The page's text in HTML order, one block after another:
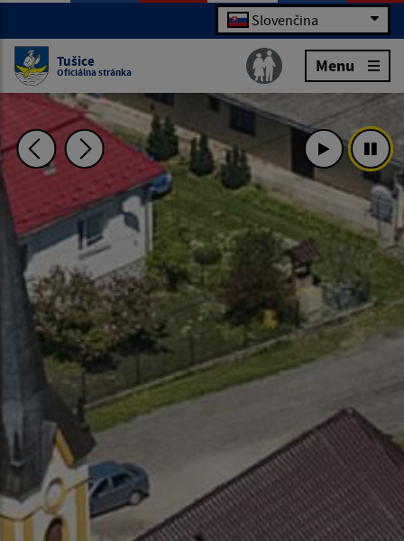
Slovenčina
Tušice
Oficiálna stránka Menu